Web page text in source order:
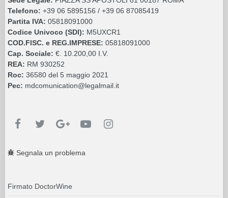
Telefono: +39 06 5895156 / +39 06 87085419
Partita IVA: 05818091000
Codice Univoco (SDI): M5UXCR1
COD.FISC. e REG.IMPRESE: 05818091000
Cap. Sociale: €. 10.200,00 I.V.
REA: RM 930252
Roc: 36580 del 5 maggio 2021
Pec: mdcomunication@legalmail.it
Segnala un problema
Firmato DoctorWine